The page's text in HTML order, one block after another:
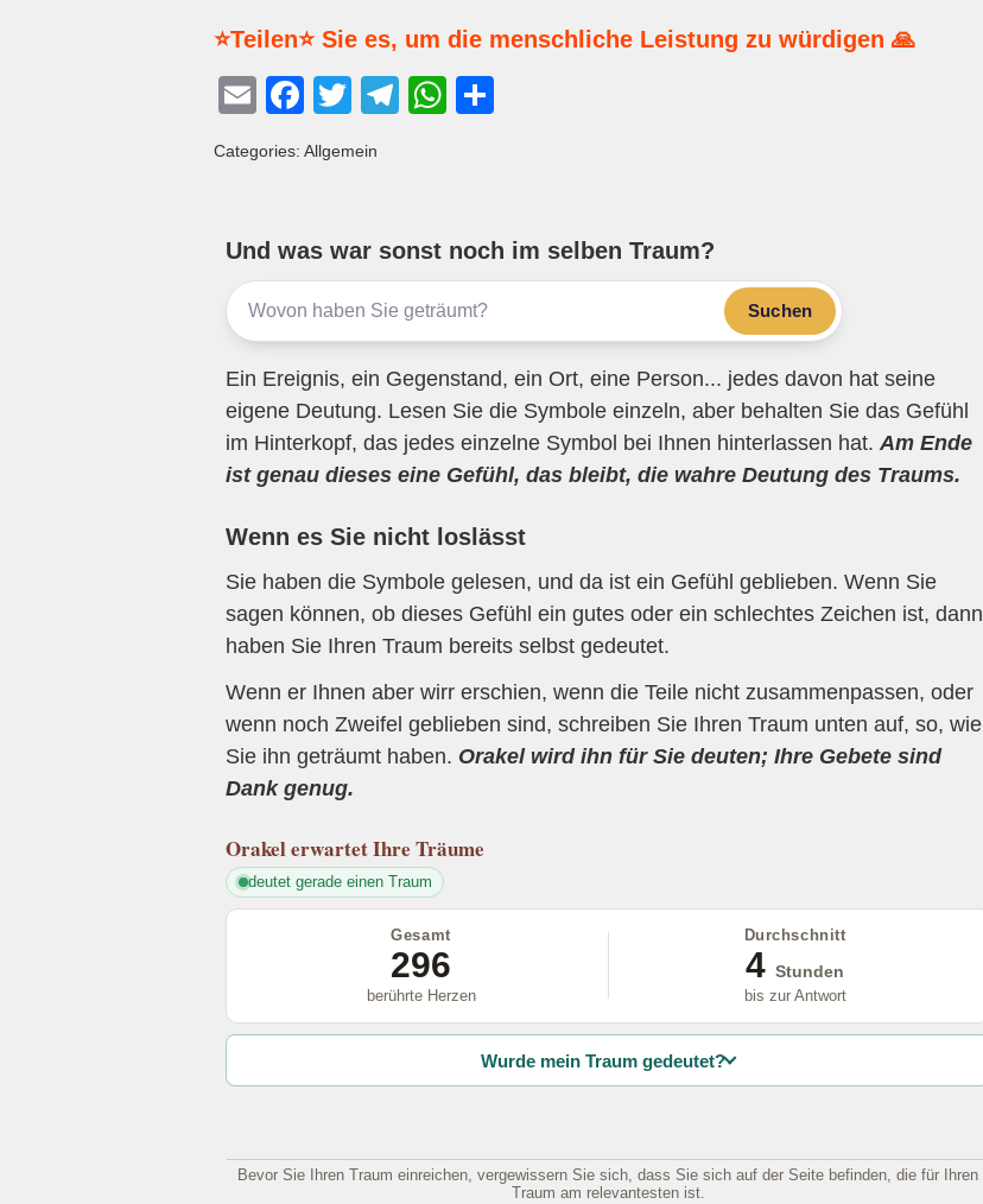
⭐Teilen⭐ Sie es, um die menschliche Leistung zu würdigen 🙏
E
ail
F
c
b
o
o
T
tt
T
a
m
W
A
p
p
Categories: Allgemein
Und was war sonst noch im selben Traum?
Suchen
Ein Ereignis, ein Gegenstand, ein Ort, eine Person... jedes davon hat seine
eigene Deutung. Lesen Sie die Symbole einzeln, aber behalten Sie das Gefühl
im Hinterkopf, das jedes einzelne Symbol bei Ihnen hinterlassen hat. Am Ende
ist genau dieses eine Gefühl, das bleibt, die wahre Deutung des Traums.
Wenn es Sie nicht loslässt
Sie haben die Symbole gelesen, und da ist ein Gefühl geblieben. Wenn Sie
sagen können, ob dieses Gefühl ein gutes oder ein schlechtes Zeichen ist, dann
haben Sie Ihren Traum bereits selbst gedeutet.
Wenn er Ihnen aber wirr erschien, wenn die Teile nicht zusammenpassen, oder
wenn noch Zweifel geblieben sind, schreiben Sie Ihren Traum unten auf, so, wie
Sie ihn geträumt haben. Orakel wird ihn für Sie deuten; Ihre Gebete sind
Dank genug.
Orakelerwartet Ihre Träume
deutet gerade einen Traum
Gesamt
296
berührte Herzen
Durchschnitt
4 Stunden
bis zur Antwort
Wurde mein Traum gedeutet?
Bevor Sie Ihren Traum einreichen, vergewissern Sie sich, dass Sie sich auf der Seite befinden, die für Ihren
Traum am relevantesten ist.